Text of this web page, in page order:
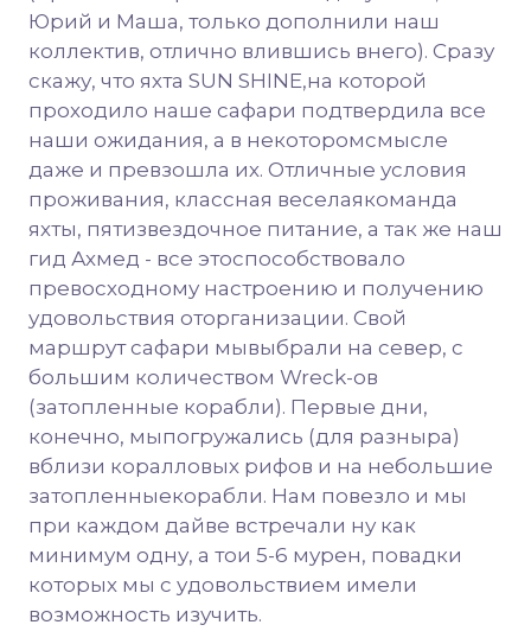
Юрий и Маша, только дополнили наш
коллектив, отлично влившись внего). Сразу
скажу, что яхта SUN SHINE,на которой
проходило наше сафари подтвердила все
наши ожидания, а в некоторомсмысле
даже и превзошла их. Отличные условия
проживания, классная веселаякоманда
яхты, пятизвездочное питание, а так же наш
гид Ахмед - все этоспособствовало
превосходному настроению и получению
удовольствия оторганизации. Свой
маршрут сафари мывыбрали на север, с
большим количеством Wreck-ов
(затопленные корабли). Первые дни,
конечно, мыпогружались (для разныра)
вблизи коралловых рифов и на небольшие
затопленныекорабли. Нам повезло и мы
при каждом дайве встречали ну как
минимум одну, а тои 5-6 мурен, повадки
которых мы с удовольствием имели
возможность изучить.